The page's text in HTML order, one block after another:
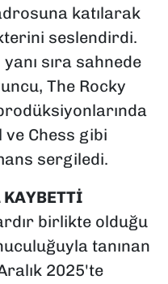
katılarak
seslendirdi.
sıra sahnede
The Rocky
ve Chess gibi
sergiledi.
KAYBETTİ
birlikte olduğu
tanınan
2025'te